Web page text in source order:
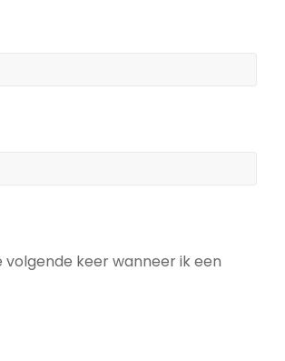
keer wanneer ik een